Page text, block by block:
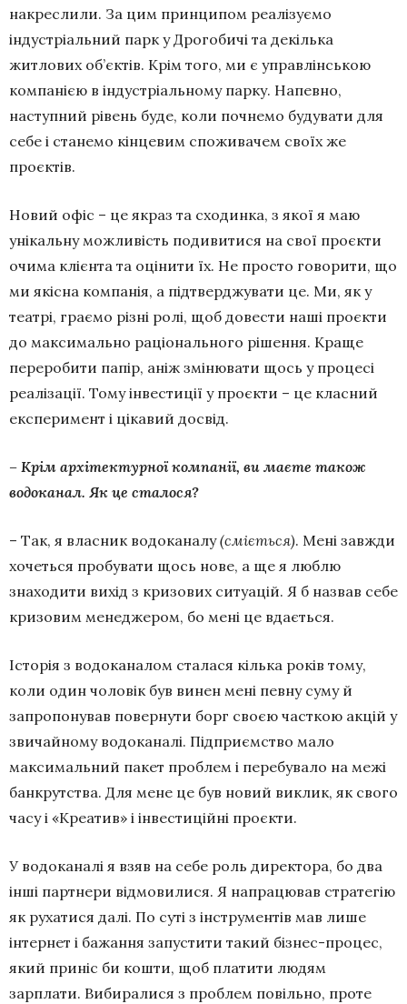
накреслили. За цим принципом реалізуємо
індустріальний парк у Дрогобичі та декілька
житлових об’єктів. Крім того, ми є управлінською
компанією в індустріальному парку. Напевно,
наступний рівень буде, коли почнемо будувати для
себе і станемо кінцевим споживачем своїх же
проєктів.
Новий офіс – це якраз та сходинка, з якої я маю
унікальну можливість подивитися на свої проєкти
очима клієнта та оцінити їх. Не просто говорити, що
ми якісна компанія, а підтверджувати це. Ми, як у
театрі, граємо різні ролі, щоб довести наші проєкти
до максимально раціонального рішення. Краще
переробити папір, аніж змінювати щось у процесі
реалізації. Тому інвестиції у проєкти – це класний
експеримент і цікавий досвід.
– Крім архітектурної компанії, ви маєте також
водоканал. Як це сталося?
– Так, я власник водоканалу(сміється). Мені завжди
хочеться пробувати щось нове, а ще я люблю
знаходити вихід з кризових ситуацій. Я б назвав себе
кризовим менеджером, бо мені це вдається.
Історія з водоканалом сталася кілька років тому,
коли один чоловік був винен мені певну суму й
запропонував повернути борг своєю часткою акцій у
звичайному водоканалі. Підприємство мало
максимальний пакет проблем і перебувало на межі
банкрутства. Для мене це був новий виклик, як свого
часу і «Креатив» і інвестиційні проєкти.
У водоканалі я взяв на себе роль директора, бо два
інші партнери відмовилися. Я напрацював стратегію
як рухатися далі. По суті з інструментів мав лише
інтернет і бажання запустити такий бізнес-процес,
який приніс би кошти, щоб платити людям
зарплати. Вибиралися з проблем повільно, проте